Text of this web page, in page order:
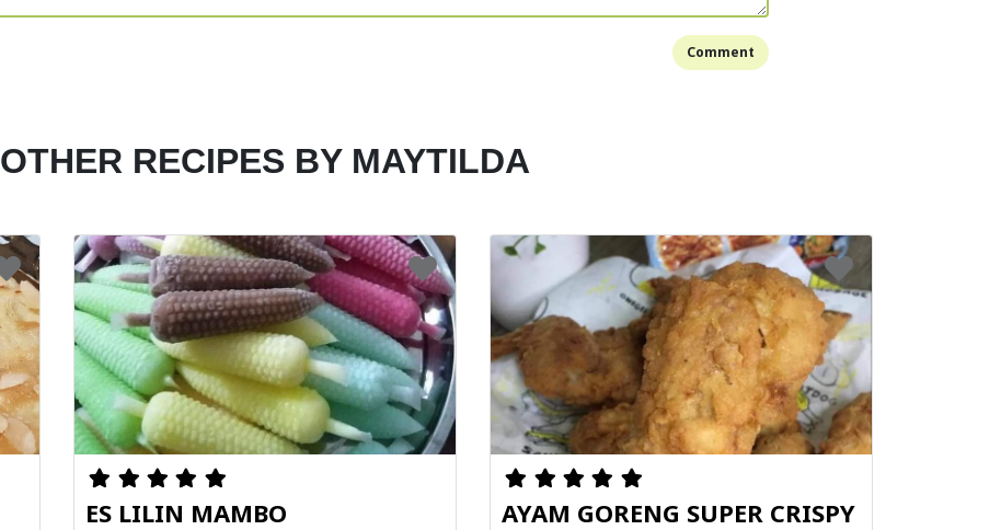
Comment
OTHER RECIPES BY MAYTILDA
ES LILIN MAMBO AYAM GORENG SUPER CRISPY